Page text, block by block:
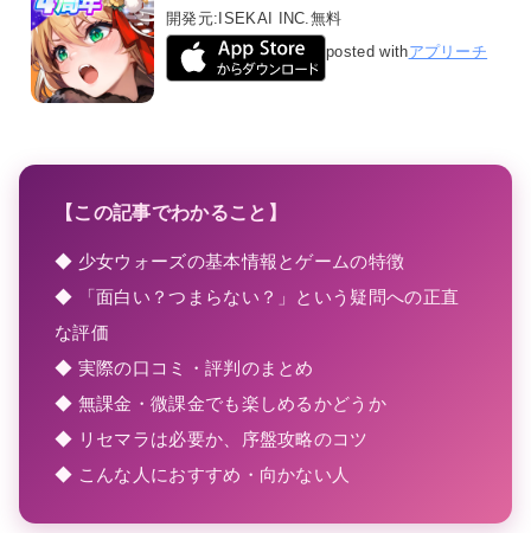
開発元: ISEKAI INC.無料
posted withアプリーチ
【この記事でわかること】
◆ 少女ウォーズの基本情報とゲームの特徴
◆ 「面白い？つまらない？」という疑問への正直
な評価
◆ 実際の口コミ・評判のまとめ
◆ 無課金・微課金でも楽しめるかどうか
◆ リセマラは必要か、序盤攻略のコツ
◆ こんな人におすすめ・向かない人